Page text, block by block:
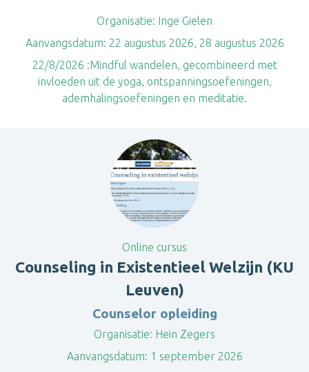
Organisatie: Inge Gielen
Aanvangsdatum: 22 augustus 2026, 28 augustus 2026
22/8/2026 :Mindful wandelen, gecombineerd met
invloeden uit de yoga, ontspanningsoefeningen,
ademhalingsoefeningen en meditatie.
Online cursus
Counseling in Existentieel Welzijn (KU
Leuven)
Counselor opleiding
Organisatie: Hein Zegers
Aanvangsdatum: 1 september 2026